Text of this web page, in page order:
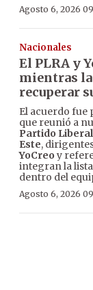
Agosto 6, 2026
Nacionales
El PLRA y
mientras la
recuperar
El acuerdo fue
que reunió a
Partido
Este,
YoCreo y
integran la
dentro del
Agosto 6, 2026